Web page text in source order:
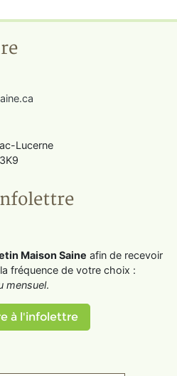
Lucerne
Maison Saine afin de recevoir
fréquence de votre choix :
mensuel.
à l'infolettre